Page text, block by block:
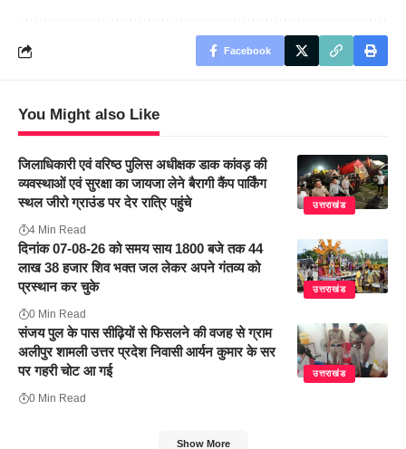
Facebook
You Might also Like
उत्तराखंड
जिलाधिकारी एवं वरिष्ठ पुलिस अधीक्षक डाक कांवड़ की
व्यवस्थाओं एवं सुरक्षा का जायजा लेने बैरागी कैंप पार्किंग
स्थल जीरो ग्राउंड पर देर रात्रि पहुंचे
4 Min Read
उत्तराखंड
दिनांक 07-08-26 को समय साय 1800 बजे तक 44
लाख 38 हजार शिव भक्त जल लेकर अपने गंतव्य को
प्रस्थान कर चुके
0 Min Read
उत्तराखंड
संजय पुल के पास सीढ़ियों से फिसलने की वजह से ग्राम
अलीपुर शामली उत्तर प्रदेश निवासी आर्यन कुमार के सर
पर गहरी चोट आ गई
0 Min Read
Show More